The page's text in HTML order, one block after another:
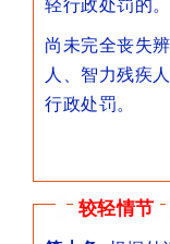
轻行政处罚的。
尚未完全丧失
人、智力残疾
行政处罚。
较轻情节